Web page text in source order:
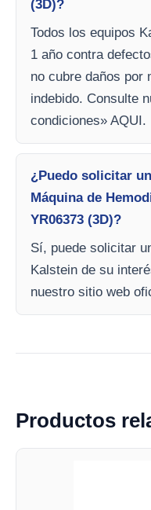
(3D)?
Todos los equipos
1 año contra
no cubre daños por
indebido. Consulte
condiciones» AQUI.
¿Puedo solicitar
Máquina de
YR06373 (3D)?
Sí, puede solicitar
Kalstein de su
nuestro sitio web
Productos